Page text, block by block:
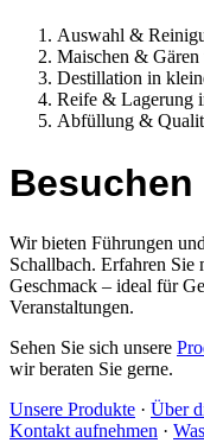
Auswahl &
Maischen &
Destillation in
Reife & Lagerung
Abfüllung &
Besuchen
Wir bieten Führungen
Schallbach. Erfahren
Geschmack – ideal für
Veranstaltungen.
Sehen Sie sich unsere
wir beraten Sie gerne.
Unsere Produkte · Über
Kontakt aufnehmen ·